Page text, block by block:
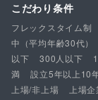
こだわり条件
フレックスタイム制
中（平均年齢30代）
以下
300人以下
満
設立5年以上10
上場/非上場
上場企